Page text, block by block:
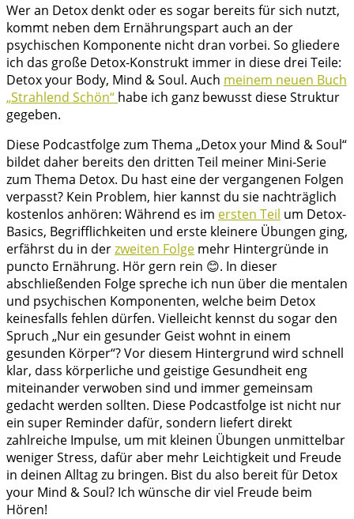
Wer an Detox denkt oder es sogar bereits für sich nutzt,
kommt neben dem Ernährungspart auch an der
psychischen Komponente nicht dran vorbei. So gliedere
ich das große Detox-Konstrukt immer in diese drei Teile:
Detox your Body, Mind & Soul. Auch meinem neuen Buch
„Strahlend Schön“ habe ich ganz bewusst diese Struktur
gegeben.
Diese Podcastfolge zum Thema „Detox your Mind & Soul“
bildet daher bereits den dritten Teil meiner Mini-Serie
zum Thema Detox. Du hast eine der vergangenen Folgen
verpasst? Kein Problem, hier kannst du sie nachträglich
kostenlos anhören: Während es im ersten Teil um Detox-
Basics, Begrifflichkeiten und erste kleinere Übungen ging,
erfährst du in derzweiten Folge mehr Hintergründe in
puncto Ernährung. Hör gern rein 😊. In dieser
abschließenden Folge spreche ich nun über die mentalen
und psychischen Komponenten, welche beim Detox
keinesfalls fehlen dürfen. Vielleicht kennst du sogar den
Spruch „Nur ein gesunder Geist wohnt in einem
gesunden Körper“? Vor diesem Hintergrund wird schnell
klar, dass körperliche und geistige Gesundheit eng
miteinander verwoben sind und immer gemeinsam
gedacht werden sollten. Diese Podcastfolge ist nicht nur
ein super Reminder dafür, sondern liefert direkt
zahlreiche Impulse, um mit kleinen Übungen unmittelbar
weniger Stress, dafür aber mehr Leichtigkeit und Freude
in deinen Alltag zu bringen. Bist du also bereit für Detox
your Mind & Soul? Ich wünsche dir viel Freude beim
Hören!